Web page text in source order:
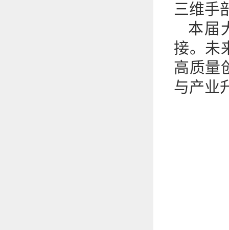
三维手
本届
接。未
高质量
与产业